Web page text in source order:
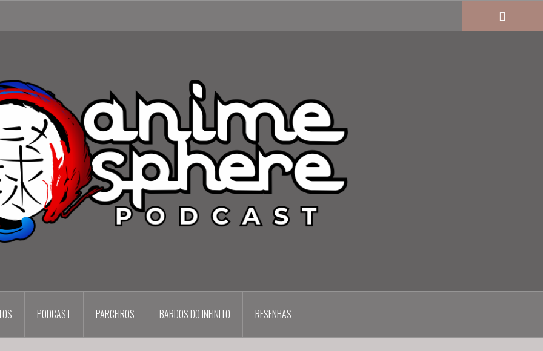
PODCAST PARCEIROS BARDOS DO INFINITO RESENHAS